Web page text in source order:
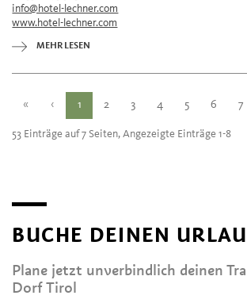
Samstag
10:00 - 22:00
Sonntag
10:00 - 22:00
Montag
Mittwoch
10:00 - 22:00
info@hotel-lechner.com
www.hotel-lechner.com
MEHR LESEN
« ‹ 1 2 3 4 5 6 7
53 Einträge auf 7 Seiten, Angezeigte Einträge 1-8
BUCHE DEINEN
Plane jetzt unverbindlich deinen
Dorf Tirol